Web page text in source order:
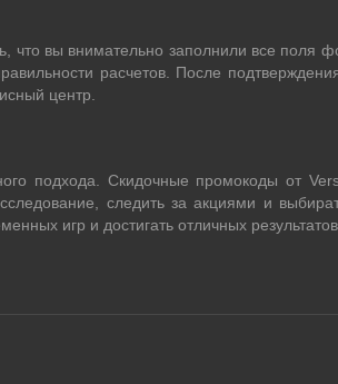
что вы внимательно заполнили все
расчетов. После
центр.
подхода. Скидочные промокоды от
следить за акциями и
игр и достигать отличных